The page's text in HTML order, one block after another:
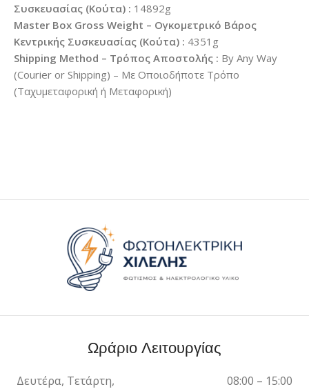
Συσκευασίας (Κούτα) : 14892g
Master Box Gross Weight – Ογκομετρικό Βάρος
Κεντρικής Συσκευασίας (Κούτα) : 4351g
Shipping Method – Τρόπος Αποστολής : By Any Way
(Courier or Shipping) – Με Οποιοδήποτε Τρόπο
(Ταχυμεταφορική ή Μεταφορική)
Ωράριο Λειτουργίας
Δευτέρα, Τετάρτη,
08:00 – 15:00